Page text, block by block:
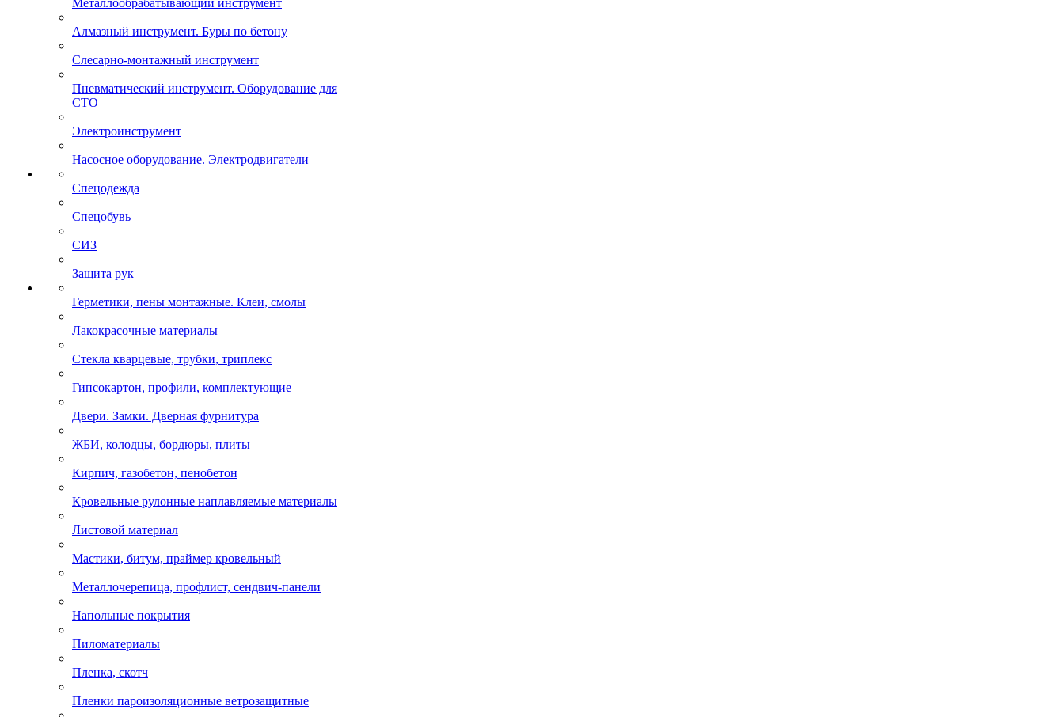
Металлообрабатывающий инструмент
Алмазный инструмент. Буры по бетону
Слесарно-монтажный инструмент
Пневматический инструмент. Оборудование для
СТО
Электроинструмент
Насосное оборудование. Электродвигатели
Спецодежда
Спецобувь
СИЗ
Защита рук
Герметики, пены монтажные. Клеи, смолы
Лакокрасочные материалы
Стекла кварцевые, трубки, триплекс
Гипсокартон, профили, комплектующие
Двери. Замки. Дверная фурнитура
ЖБИ, колодцы, бордюры, плиты
Кирпич, газобетон, пенобетон
Кровельные рулонные наплавляемые материалы
Листовой материал
Мастики, битум, праймер кровельный
Металлочерепица, профлист, сендвич-панели
Напольные покрытия
Пиломатериалы
Пленка, скотч
Пленки пароизоляционные ветрозащитные